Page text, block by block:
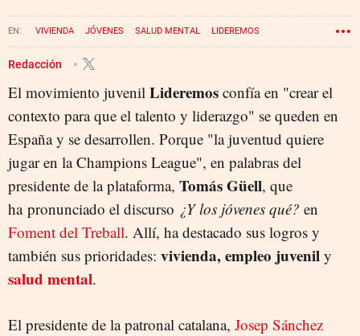
VIVIENDA JÓVENES SALUD MENTAL LIDEREMOS
Redacción
El movimiento juvenil Lideremos confía en "crear el
contexto para que el talento y liderazgo" se queden en
España y se desarrollen. Porque "la juventud quiere
jugar en la Champions League", en palabras del
presidente de la plataforma, Tomás Güell, que
ha pronunciado el discurso ¿Y los jóvenes qué? en
Foment del Treball. Allí, ha destacado sus logros y
también sus prioridades: vivienda,empleo juvenil y
salud mental.
El presidente de la patronal catalana, Josep Sánchez